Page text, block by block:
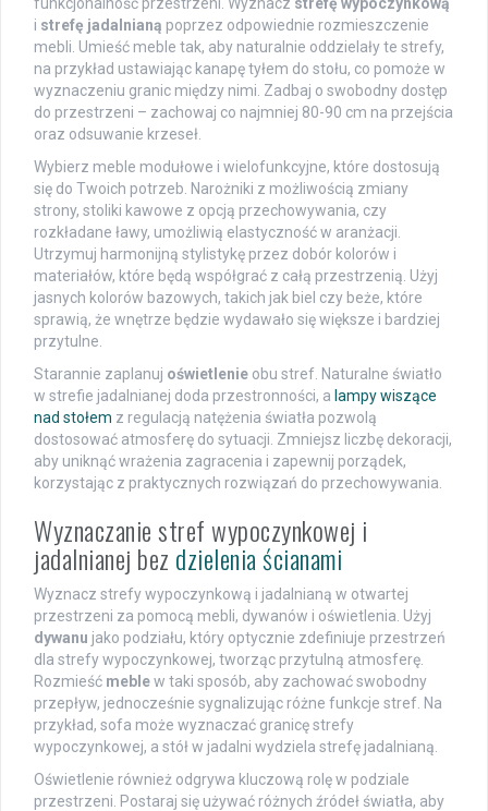
i strefę jadalnianą poprzez odpowiednie rozmieszczenie
mebli. Umieść meble tak, aby naturalnie oddzielały te strefy,
na przykład ustawiając kanapę tyłem do stołu, co pomoże w
wyznaczeniu granic między nimi. Zadbaj o swobodny dostęp
do przestrzeni – zachowaj co najmniej 80-90 cm na przejścia
oraz odsuwanie krzeseł.
Wybierz meble modułowe i wielofunkcyjne, które dostosują
się do Twoich potrzeb. Narożniki z możliwością zmiany
strony, stoliki kawowe z opcją przechowywania, czy
rozkładane ławy, umożliwią elastyczność w aranżacji.
Utrzymuj harmonijną stylistykę przez dobór kolorów i
materiałów, które będą współgrać z całą przestrzenią. Użyj
jasnych kolorów bazowych, takich jak biel czy beże, które
sprawią, że wnętrze będzie wydawało się większe i bardziej
przytulne.
Starannie zaplanuj oświetlenie obu stref. Naturalne światło
w strefie jadalnianej doda przestronności, a lampy wiszące
nad stołem z regulacją natężenia światła pozwolą
dostosować atmosferę do sytuacji. Zmniejsz liczbę dekoracji,
aby uniknąć wrażenia zagracenia i zapewnij porządek,
korzystając z praktycznych rozwiązań do przechowywania.
Wyznaczanie stref wypoczynkowej i
jadalnianej bez dzielenia ścianami
Wyznacz strefy wypoczynkową i jadalnianą w otwartej
przestrzeni za pomocą mebli, dywanów i oświetlenia. Użyj
dywanu jako podziału, który optycznie zdefiniuje przestrzeń
dla strefy wypoczynkowej, tworząc przytulną atmosferę.
Rozmieść meblew taki sposób, aby zachować swobodny
przepływ, jednocześnie sygnalizując różne funkcje stref. Na
przykład, sofa może wyznaczać granicę strefy
wypoczynkowej, a stół w jadalni wydziela strefę jadalnianą.
Oświetlenie również odgrywa kluczową rolę w podziale
przestrzeni. Postaraj się używać różnych źródeł światła, aby